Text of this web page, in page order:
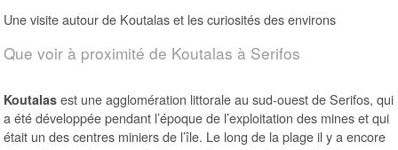
Une visite autour de Koutalas et les curiosités des environs
Que voir à proximité de Koutalas à Serifos
Koutalas est une agglomération littorale au sud-ouest de Serifos, qui
a été développée pendant l’époque de l’exploitation des mines et qui
était un des centres miniers de l’île. Le long de la plage il y a encore